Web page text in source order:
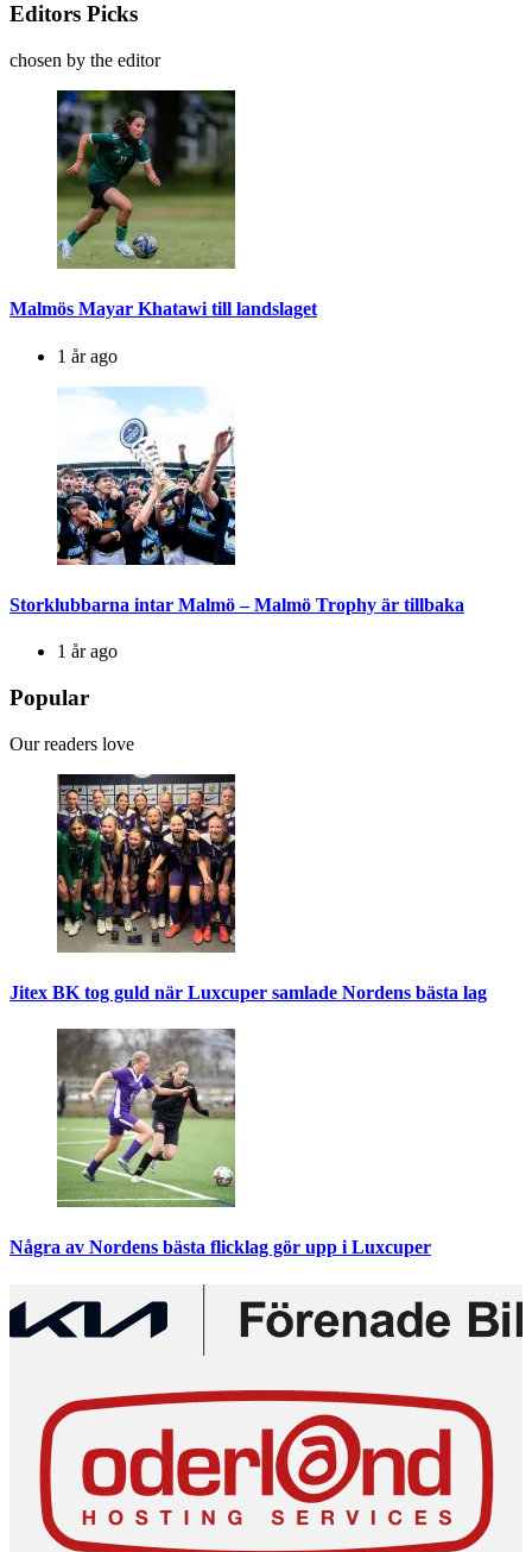
Editors Picks
chosen by the editor
Malmös Mayar Khatawi till landslaget
1 år ago
Storklubbarna intar Malmö – Malmö Trophy är tillbaka
1 år ago
Popular
Our readers love
Jitex BK tog guld när Luxcuper samlade Nordens bästa lag
Några av Nordens bästa flicklag gör upp i Luxcuper